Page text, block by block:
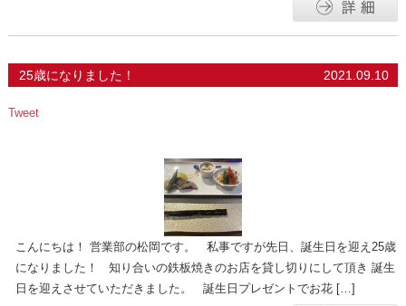
25歳になりました！ 2021.09.10
Tweet
こんにちは！ 営業部の松岡です。 私事ですが先日、誕生日を迎え25歳
になりました！ 知り合いの鉄板焼きのお店を貸し切りにして頂き 誕生
日を迎えさせていただきました。 誕生日プレゼントでお花 […]